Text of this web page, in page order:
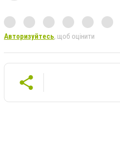
Авторизуйтесь, щоб оцінити